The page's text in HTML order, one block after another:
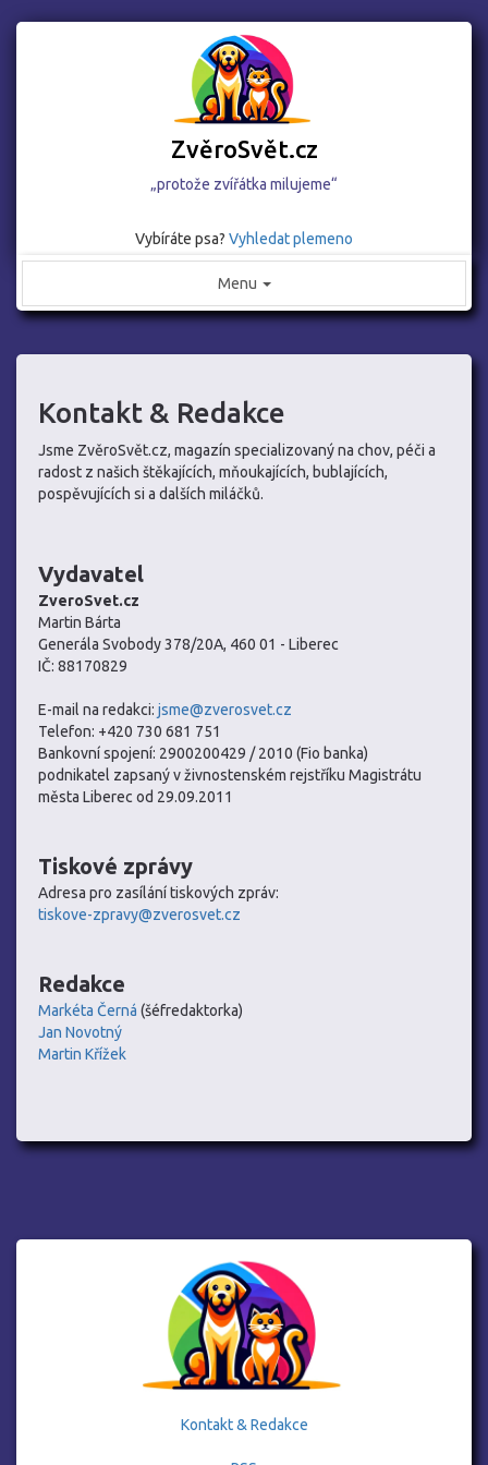
ZvěroSvět.cz
„protože zvířátka milujeme“
Vybíráte psa? Vyhledat plemeno
Menu
Kontakt & Redakce
Jsme ZvěroSvět.cz, magazín specializovaný na chov, péči a
radost z našich štěkajících, mňoukajících, bublajících,
pospěvujících si a dalších miláčků.
Vydavatel
ZveroSvet.cz
Martin Bárta
Generála Svobody 378/20A, 460 01 - Liberec
IČ: 88170829
E-mail na redakci: jsme@zverosvet.cz
Telefon: +420 730 681 751
Bankovní spojení: 2900200429 / 2010 (Fio banka)
podnikatel zapsaný v živnostenském rejstříku Magistrátu
města Liberec od 29.09.2011
Tiskové zprávy
Adresa pro zasílání tiskových zpráv:
tiskove-zpravy@zverosvet.cz
Redakce
Markéta Černá (šéfredaktorka)
Jan Novotný
Martin Křížek
Kontakt & Redakce